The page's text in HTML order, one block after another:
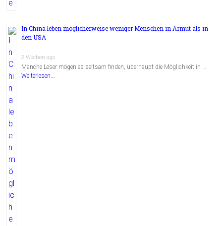
In China leben möglicherweise weniger Menschen in Armut als in
den USA
2 Wochen ago
Manche Leser mögen es seltsam finden, überhaupt die Möglichkeit in …
Weiterlesen...